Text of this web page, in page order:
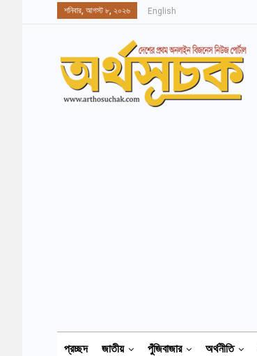
শনিবার, আগস্ট ৮, ২০২৬ English
প্রচ্ছদ জাতীয় পুঁজিবাজার অর্থনীতি